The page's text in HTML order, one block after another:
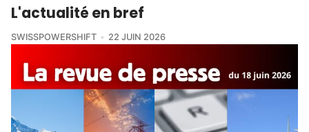
L'actualité en bref
SWISSPOWERSHIFT 22 JUIN 2026